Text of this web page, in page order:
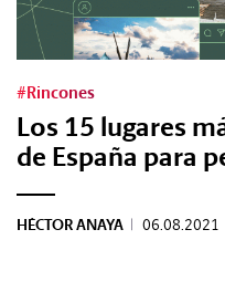
#Rincones
Los 15 lugares
de España para
HÉCTOR ANAYA | 06.08.2021